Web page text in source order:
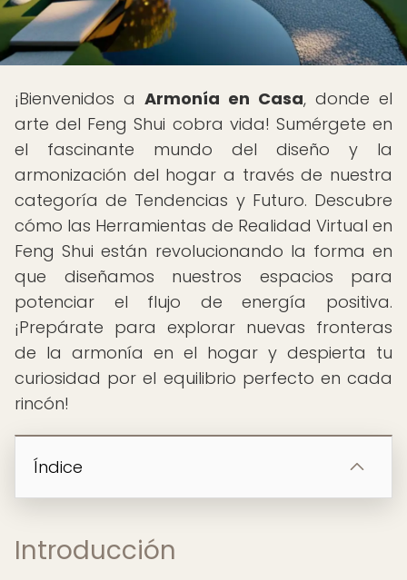
¡Bienvenidos a Armonía en Casa, donde el
arte del Feng Shui cobra vida! Sumérgete en
el fascinante mundo del diseño y la
armonización del hogar a través de nuestra
categoría de Tendencias y Futuro. Descubre
cómo las Herramientas de Realidad Virtual en
Feng Shui están revolucionando la forma en
que diseñamos nuestros espacios para
potenciar el flujo de energía positiva.
¡Prepárate para explorar nuevas fronteras
de la armonía en el hogar y despierta tu
curiosidad por el equilibrio perfecto en cada
rincón!
Índice
Introducción